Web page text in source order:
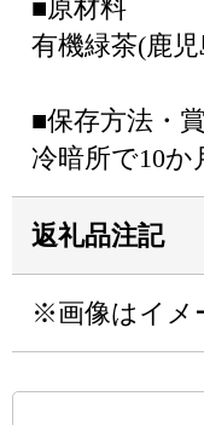
■原材料
有機緑茶(鹿
■保存方法・
冷暗所で10か
返礼品注記
※画像はイメ